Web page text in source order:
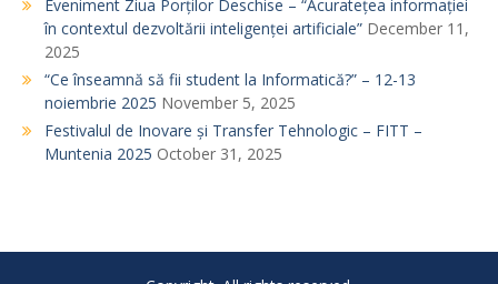
n
Eveniment Ziua Porților Deschise – “Acuratețea informației
în contextul dezvoltării inteligenței artificiale” December 11,
2025
“Ce înseamnă să fii student la Informatică?” – 12-13
noiembrie 2025 November 5, 2025
Festivalul de Inovare și Transfer Tehnologic – FITT –
Muntenia 2025 October 31, 2025